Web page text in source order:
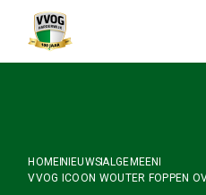
content
HOME NIEUWSALGEMEEN
VVOG ICOON WOUTER FOPPEN